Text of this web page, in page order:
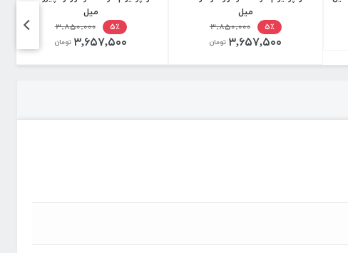
میل
۵٪
۳,۸۵۰,۰۰۰
۳,۶۵۷,۵۰۰ تومان
میل
۵٪
۳,۸۵۰,۰۰۰
۳,۶۵۷,۵۰۰ تومان